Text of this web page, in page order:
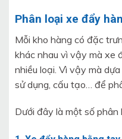
Phân loại xe đẩy
Mỗi kho hàng có đặc
khác nhau vì vậy mà xe
nhiều loại. Vì vậy mà
sử dụng, cấu tạo… để
Dưới đây là một số